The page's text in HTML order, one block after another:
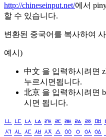
http://chineseinput.net/에서
할 수 있습니다.
변환된 중국어를 복사하여
예시)
中文 을 입력하시려면
누르시면됩니다.
北京 을 입력하시려면
시면 됩니다.
ㅥ ㅦ ㅧ ㅨ ㅩ ㅪ ㅫ ㅬ ㅭ ㅮ
ㅺ ㅻ ㅼ ㅽ ㅾ ㅿ ㆀ ㆁ ㆂ ㆃ